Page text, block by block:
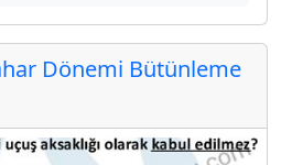
Dönemi Bütünleme